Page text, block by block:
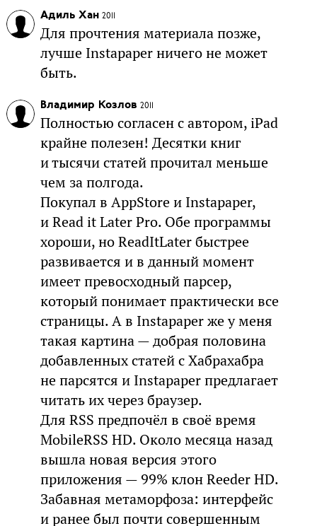
Адиль Хан 2011
Для прочтения материала позже,
лучше Instapaper ничего не может
быть.
Владимир Козлов 2011
Полностью согласен с автором, iPad
крайне полезен! Десятки книг
и тысячи статей прочитал меньше
чем за полгода.
Покупал в AppStore и Instapaper,
и Read it Later Pro. Обе программы
хороши, но ReadItLater быстрее
развивается и в данный момент
имеет превосходный парсер,
который понимает практически все
страницы. А в Instapaper же у меня
такая картина — добрая половина
добавленных статей с Хабрахабра
не парсятся и Instapaper предлагает
читать их через браузер.
Для RSS предпочёл в своё время
MobileRSS HD. Около месяца назад
вышла новая версия этого
приложения — 99% клон Reeder HD.
Забавная метаморфоза: интерфейс
и ранее был почти совершенным